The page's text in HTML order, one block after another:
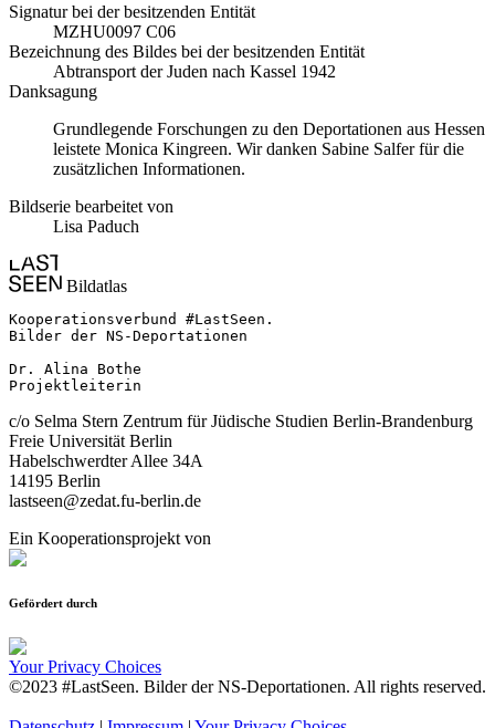
Signatur bei der besitzenden Entität
MZHU0097 C06
Bezeichnung des Bildes bei der besitzenden Entität
Abtransport der Juden nach Kassel 1942
Danksagung
Grundlegende Forschungen zu den Deportationen aus Hessen
leistete Monica Kingreen. Wir danken Sabine Salfer für die
zusätzlichen Informationen.
Bildserie bearbeitet von
Lisa Paduch
Bildatlas
Kooperationsverbund #LastSeen.
Bilder der NS-Deportationen
Dr. Alina Bothe
Projektleiterin
c/o Selma Stern Zentrum für Jüdische Studien Berlin-Brandenburg
Freie Universität Berlin
Habelschwerdter Allee 34A
14195 Berlin
lastseen@zedat.fu-berlin.de
Ein Kooperationsprojekt von
Gefördert durch
Your Privacy Choices
©2023 #LastSeen. Bilder der NS-Deportationen. All rights reserved.